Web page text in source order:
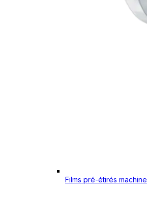
Films pré-étirés machine